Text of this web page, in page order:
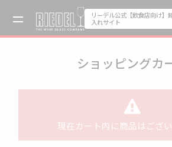
リーデル公式【飲食店向け】
入れサイト
ショッピングカ
現在カート内に商品はござい